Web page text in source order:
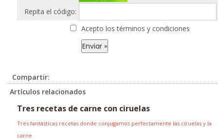
Repita el código:
Acepto los términos y condiciones
Compartir:
Artículos relacionados
Tres recetas de carne con ciruelas
Tres fantásticas recetas donde conjugamos perfectamente las ciruelas y la
carne